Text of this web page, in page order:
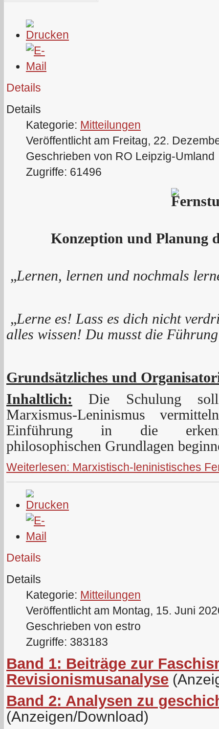
Details
Details
Kategorie: Mitteilungen
Veröffentlicht am Freitag, 22.
Geschrieben von RO Leipzig-Umland
Zugriffe: 61496
Konzeption und Planung
„Lernen, lernen und nochmals
„Lerne es! Lass es dich nicht
alles wissen! Du musst die
Grundsätzliches und
Inhaltlich: Die Schulung
Marxismus-Leninismus
Einführung in die
philosophischen Grundlagen
Weiterlesen: Marxistisch-leninistisches
Details
Details
Kategorie: Mitteilungen
Veröffentlicht am Montag, 15. Juni
Geschrieben von estro
Zugriffe: 383183
Band 1: Beiträge zur
Revisionismusanalyse
Band 2: Analysen zu
(Anzeigen/Download)